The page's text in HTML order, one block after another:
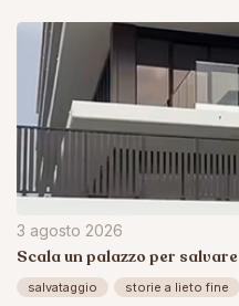
3 agosto 2026
Scala un palazzo per
salvataggio storie a lieto fine